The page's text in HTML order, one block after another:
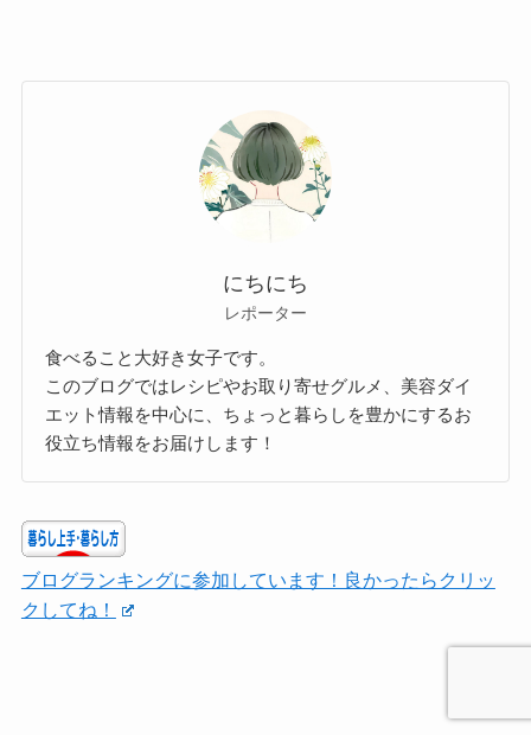
にちにち
レポーター
食べること大好き女子です。
このブログではレシピやお取り寄せグルメ、美容ダイ
エット情報を中心に、ちょっと暮らしを豊かにするお
役立ち情報をお届けします！
ブログランキングに参加しています！良かったらクリッ
クしてね！